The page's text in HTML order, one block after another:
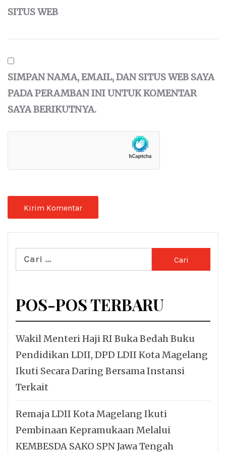
SITUS WEB
SIMPAN NAMA, EMAIL, DAN SITUS WEB SAYA
PADA PERAMBAN INI UNTUK KOMENTAR
SAYA BERIKUTNYA.
Cari
untuk:
POS-POS TERBARU
Wakil Menteri Haji RI Buka Bedah Buku
Pendidikan LDII, DPD LDII Kota Magelang
Ikuti Secara Daring Bersama Instansi
Terkait
Remaja LDII Kota Magelang Ikuti
Pembinaan Kepramukaan Melalui
KEMBESDA SAKO SPN Jawa Tengah